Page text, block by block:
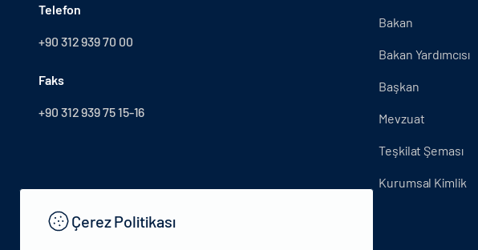
Telefon
+90 312 939 70 00
Faks
+90 312 939 75 15-16
Bakan
Bakan Yardımcısı
Başkan
Mevzuat
Teşkilat Şeması
Kurumsal Kimlik
Çerez Politikası